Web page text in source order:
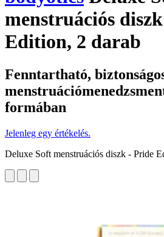
menstruációs
Edition, 2 darab
Fenntartható,
formában
Jelenleg egy értékelés.
Deluxe Soft menstruációs diszk - Pride